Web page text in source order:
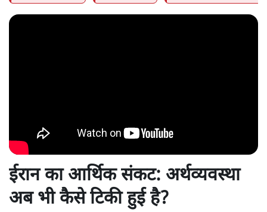
ईरान का आर्थिक संकट: अर्थव्यवस्था
अब भी कैसे टिकी हुई है?